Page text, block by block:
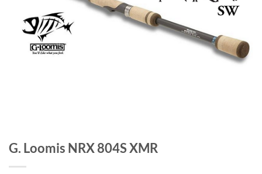
G. Loomis NRX 804S XMR